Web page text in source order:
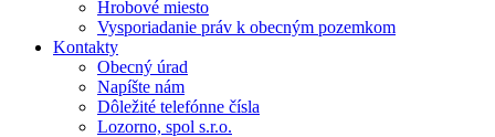
Hrobové miesto
Vysporiadanie práv k obecným pozemkom
Kontakty
Obecný úrad
Napíšte nám
Dôležité telefónne čísla
Lozorno, spol s.r.o.